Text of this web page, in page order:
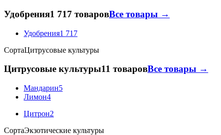
Удобрения1 717 товаровВсе товары →
Удобрения1 717
СортаЦитрусовые культуры
Цитрусовые культуры11 товаровВсе товары →
Мандарин5
Лимон4
Цитрон2
СортаЭкзотические культуры